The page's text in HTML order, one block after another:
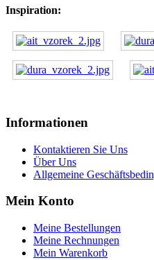
Inspiration:
website audited by https://www.security-audit.com/
Informationen
Kontaktieren Sie Uns
Über Uns
Allgemeine
Mein Konto
Meine Bestellungen
Meine Rechnungen
Mein Warenkorb